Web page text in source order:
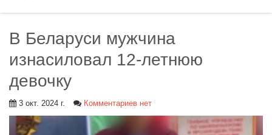
В Беларуси мужчина
изнасиловал 12-летнюю
девочку
3 окт. 2024 г. Комментариев нет